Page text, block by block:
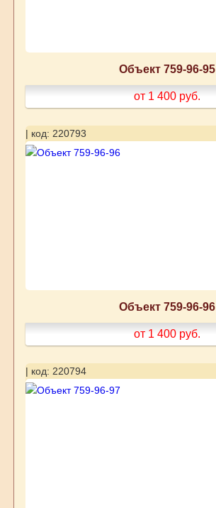
Объект 759-96-95
от 1 400 руб.
| код: 220793
Объект 759-96-96
от 1 400 руб.
| код: 220794